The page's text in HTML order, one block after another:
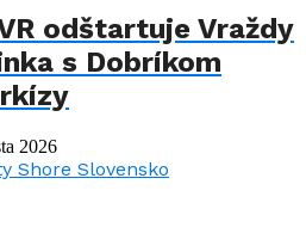
odštartuje Vraždy
s Dobríkom
2026